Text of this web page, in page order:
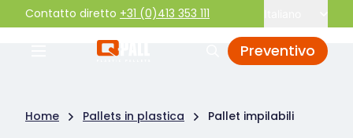
Contatto diretto +31 (0)413 353 111
Preventivo
Home Pallets in plastica Pallet impilabili